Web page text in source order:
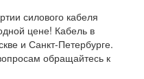
силового кабеля
цене! Кабель в
и Санкт-Петербурге.
обращайтесь к